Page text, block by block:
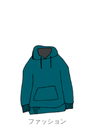
ファッション